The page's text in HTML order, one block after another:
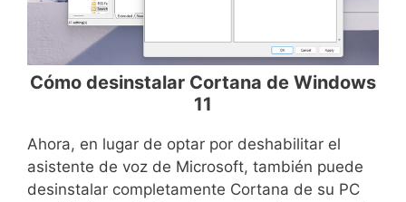
Cómo desinstalar Cortana de Windows
11
Ahora, en lugar de optar por deshabilitar el
asistente de voz de Microsoft, también puede
desinstalar completamente Cortana de su PC